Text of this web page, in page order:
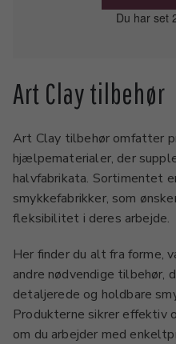
Du har set
Art Clay tilbehør
Art Clay tilbehør omfatter
hjælpematerialer, der
halvfabrikata. Sortimentet
smykkefabrikker, som
fleksibilitet i deres arbejde.
Her finder du alt fra forme,
andre nødvendige tilbehør,
detaljerede og holdbare
Produkterne sikrer effektiv
om du arbejder med